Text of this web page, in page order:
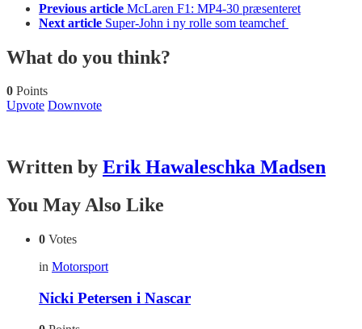
Previous article McLaren F1: MP4-30 præsenteret
Next article Super-John i ny rolle som teamchef
What do you think?
0 Points
Upvote Downvote
Written by Erik Hawaleschka Madsen
You May Also Like
0 Votes
in Motorsport
Nicki Petersen i Nascar